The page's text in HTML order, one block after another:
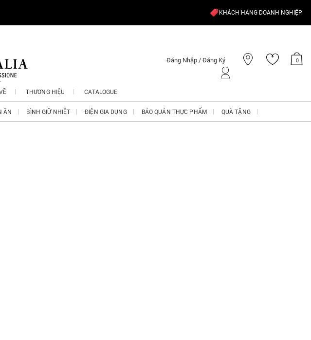
KHÁCH HÀNG DOANH NGHIỆP
Đăng Nhập / Đăng Ký 0
THƯƠNG HIỆU CATALOGUE
ĂN BÌNH GIỮ NHIỆT ĐIỆN GIA DỤNG BẢO QUẢN THỰC PHẨM QUÀ TẶNG